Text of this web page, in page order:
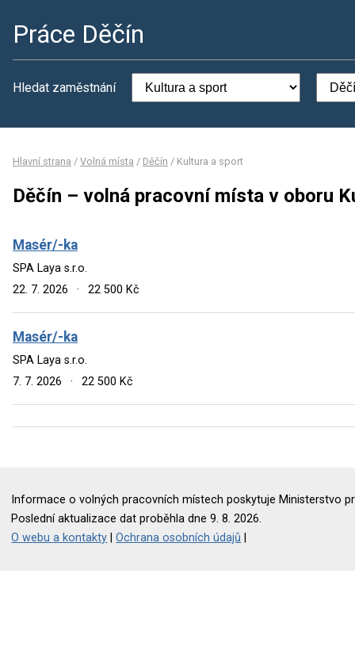
Práce Děčín
Hledat zaměstnání
Hlavní strana / Volná místa / Děčín / Kultura a sport
Děčín – volná pracovní místa v oboru
Masér/-ka
SPA Laya s.r.o.
22. 7. 2026
· 22 500 Kč
Masér/-ka
SPA Laya s.r.o.
7. 7. 2026
· 22 500 Kč
Informace o volných pracovních místech poskytuje Ministerstvo
Poslední aktualizace dat proběhla dne 9. 8. 2026.
O webu a kontakty |Ochrana osobních údajů